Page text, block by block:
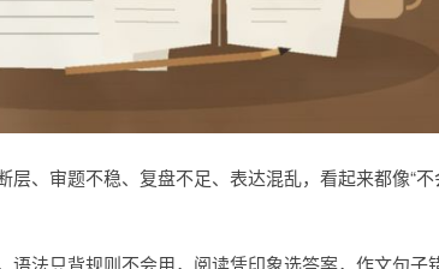
、审题不稳、复盘不足、表达混乱，看起来都像“不